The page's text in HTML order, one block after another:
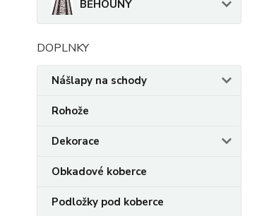
BĚHOUNY
DOPLNKY
Nášlapy na schody
Rohože
Dekorace
Obkadové koberce
Podložky pod koberce